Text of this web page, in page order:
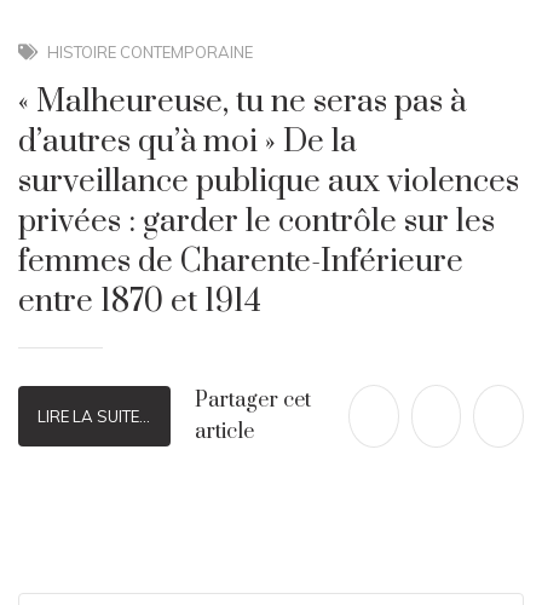
HISTOIRE CONTEMPORAINE
« Malheureuse, tu ne seras pas à
d’autres qu’à moi » De la
surveillance publique aux violences
privées : garder le contrôle sur les
femmes de Charente-Inférieure
entre 1870 et 1914
LIRE LA SUITE...
Partager cet
article